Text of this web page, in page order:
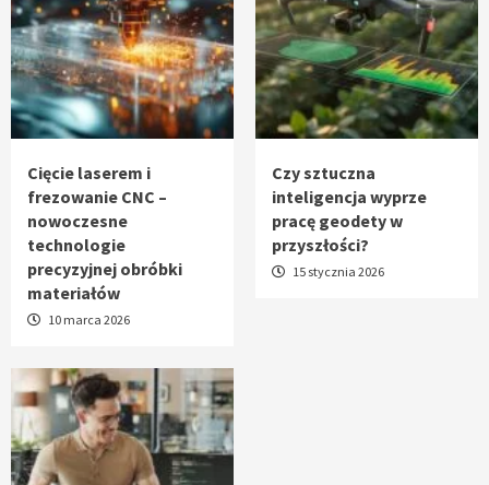
Cięcie laserem i
frezowanie CNC –
nowoczesne
technologie
precyzyjnej obróbki
materiałów
10 marca 2026
Czy sztuczna
inteligencja wyprze
pracę geodety w
przyszłości?
15 stycznia 2026